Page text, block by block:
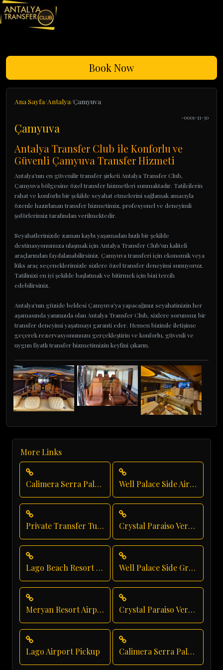
Book Now
Ana Sayfa Antalya Çamyuva
-0001-11-30
Çamyuva
Antalya Transfer Club ile Konforlu ve
Güvenli Çamyuva Transfer Hizmeti
Antalya'nın en güvenilir transfer şirketi Antalya Transfer Club,
Çamyuva bölgesine özel transfer hizmetleri sunmaktadır. Tatilcilerin
rahat ve konforlu bir şekilde seyahat etmelerini sağlamak amacıyla
özenle hazırlanan transfer hizmetimiz, profesyonel ve deneyimli
şoförlerimiz tarafından verilmektedir.
Seyahatlerinizde zaman kaybı yaşamadan hızlı bir şekilde
destinasyonunuza ulaşmak için Antalya Transfer Club'un kaliteli
araçlarından faydalanabilirsiniz. Çamyuva transferi için ekonomik veya
lüks araç seçeneklerimizle sizlere özel transfer deneyimi sunuyoruz.
Tatilinizi en iyi şekilde başlatmak ve bitirmek için bizi tercih
edebilirsiniz.
Antalya'nın güzide beldesi Çamyuva'ya yapacağınız seyahatinizin her
aşamasında yanınızda olan Antalya Transfer Club, sizlere sorunsuz bir
transfer deneyimi yaşatmayı garanti eder. Hemen bizimle iletişime
geçerek rezervasyonunuzu gerçekleştirin ve konforlu, güvenli ve
uygun fiyatlı transfer hizmetimizin keyfini çıkarın.
More Links
Calimera Serra Palace Executive Transfer Well Palace Side Airport Shuttle
Private Transfer Turkey Antalya Crystal Paraiso Verde Taxi Service
Lago Beach Resort Transfer Well Palace Side Group Transfer
Meryan Resort Airport Transfer Crystal Paraiso Verde Luxury Transportation
Lago Airport Pickup Calimera Serra Palace Transfer